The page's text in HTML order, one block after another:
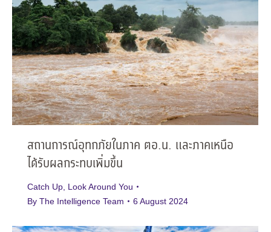
สถานการณ์อุทกภัยในภาค ตอ.น. และภาคเหนือ
ได้รับผลกระทบเพิ่มขึ้น
Catch Up Look Around You
By The Intelligence Team 6 August 2024